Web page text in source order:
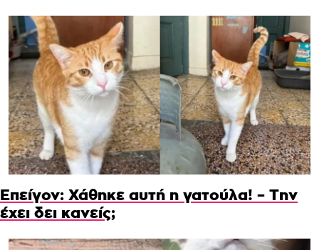
Επείγον: Χάθηκε αυτή η γατούλα! – Την
έχει δει κανείς;